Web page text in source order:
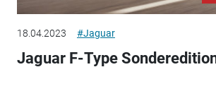
18.04.2023 #Jaguar
Jaguar F-Type